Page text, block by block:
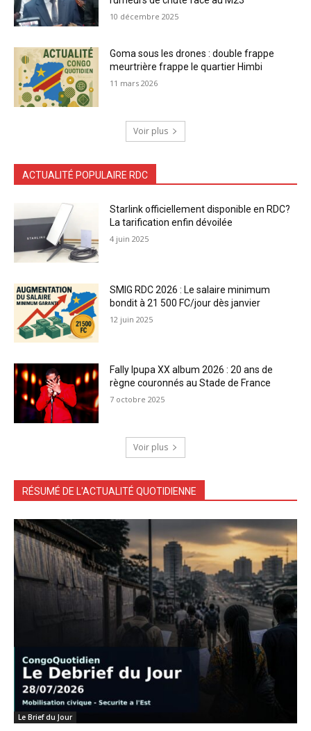
10 décembre 2025
Goma sous les drones : double frappe
meurtrière frappe le quartier Himbi
11 mars 2026
Voir plus
ACTUALITÉ POPULAIRE RDC
Starlink officiellement disponible en RDC?
La tarification enfin dévoilée
4 juin 2025
SMIG RDC 2026 : Le salaire minimum
bondit à 21 500 FC/jour dès janvier
12 juin 2025
Fally Ipupa XX album 2026 : 20 ans de
règne couronnés au Stade de France
7 octobre 2025
Voir plus
RÉSUMÉ DE L'ACTUALITÉ QUOTIDIENNE
Le Brief du Jour